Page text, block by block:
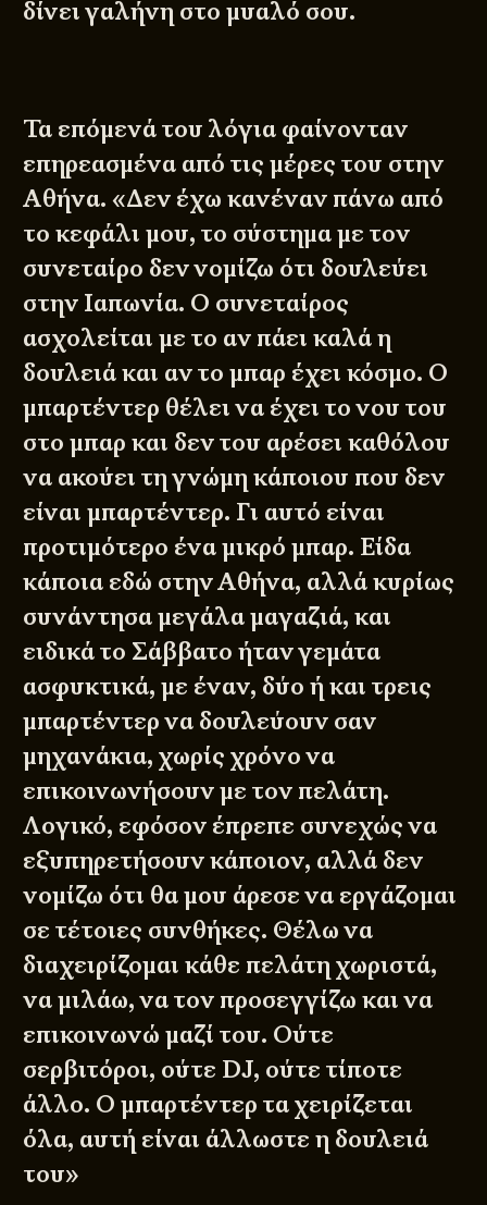
δίνει γαλήνη στο μυαλό σου.
Τα επόμενά του λόγια φαίνονταν
επηρεασμένα από τις μέρες του στην
Αθήνα. «Δεν έχω κανέναν πάνω από
το κεφάλι μου, το σύστημα με τον
συνεταίρο δεν νομίζω ότι δουλεύει
στην Ιαπωνία. Ο συνεταίρος
ασχολείται με το αν πάει καλά η
δουλειά και αν το μπαρ έχει κόσμο. Ο
μπαρτέντερ θέλει να έχει το νου του
στο μπαρ και δεν του αρέσει καθόλου
να ακούει τη γνώμη κάποιου που δεν
είναι μπαρτέντερ. Γι αυτό είναι
προτιμότερο ένα μικρό μπαρ. Είδα
κάποια εδώ στην Αθήνα, αλλά κυρίως
συνάντησα μεγάλα μαγαζιά, και
ειδικά το Σάββατο ήταν γεμάτα
ασφυκτικά, με έναν, δύο ή και τρεις
μπαρτέντερ να δουλεύουν σαν
μηχανάκια, χωρίς χρόνο να
επικοινωνήσουν με τον πελάτη.
Λογικό, εφόσον έπρεπε συνεχώς να
εξυπηρετήσουν κάποιον, αλλά δεν
νομίζω ότι θα μου άρεσε να εργάζομαι
σε τέτοιες συνθήκες. Θέλω να
διαχειρίζομαι κάθε πελάτη χωριστά,
να μιλάω, να τον προσεγγίζω και να
επικοινωνώ μαζί του. Ούτε
σερβιτόροι, ούτε DJ, ούτε τίποτε
άλλο. Ο μπαρτέντερ τα χειρίζεται
όλα, αυτή είναι άλλωστε η δουλειά
του»